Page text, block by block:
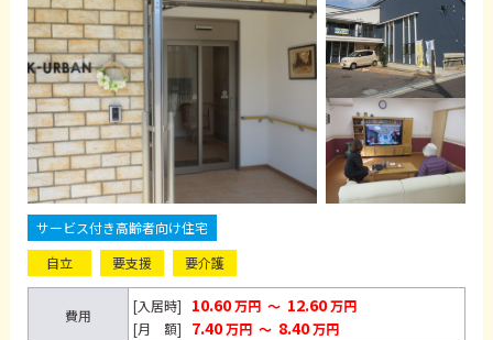
サービス付き高齢者向け住宅
自立
要支援 要介護
費用
[入居時] 10.60万円 ～ 12.60万円
[月 額]
7.40万円 ～ 8.40万円